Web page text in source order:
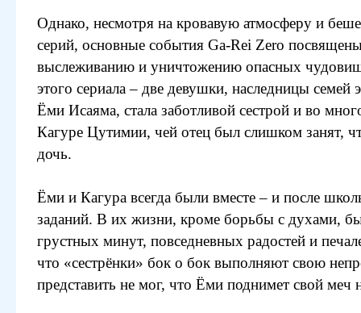
Однако, несмотря на кровавую атмосферу и
серий, основные события Ga-Rei Zero
выслеживанию и уничтожению опасных
этого сериала – две девушки, наследницы семей
Ёми Исаяма, стала заботливой сестрой и во
Кагуре Цутимии, чей отец был слишком занят,
дочь.
Ёми и Кагура всегда были вместе – и после
заданий. В их жизни, кроме борьбы с духами,
грустных минут, повседневных радостей и
что «сестрёнки» бок о бок выполняют свою
представить не мог, что Ёми поднимет свой